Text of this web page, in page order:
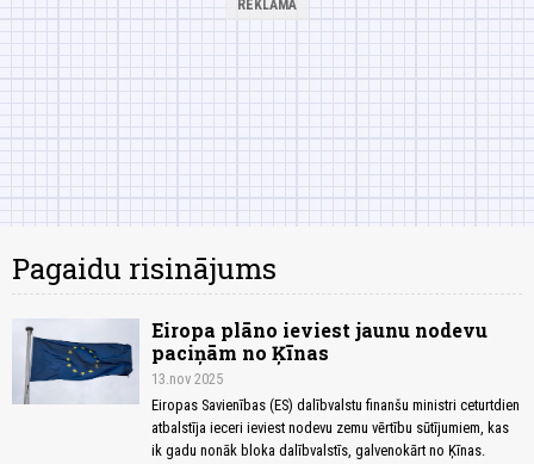
Pagaidu risinājums
Eiropa plāno ieviest jaunu nodevu
paciņām no Ķīnas
13.nov 2025
Eiropas Savienības (ES) dalībvalstu finanšu ministri ceturtdien
atbalstīja ieceri ieviest nodevu zemu vērtību sūtījumiem, kas
ik gadu nonāk bloka dalībvalstīs, galvenokārt no Ķīnas.